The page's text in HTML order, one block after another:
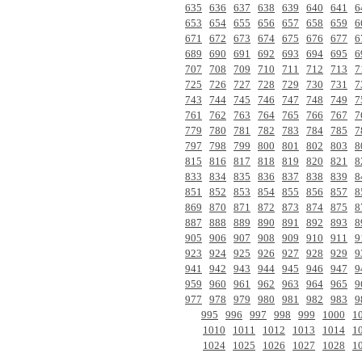
635
636 637 638 639 640 641
653
654 655 656 657 658 659
671
672 673 674 675 676 677
689
690 691 692 693 694 695
707
708 709 710 711 712 713
725
726 727 728 729 730 731
743
744 745 746 747 748 749
761
762 763 764 765 766 767
779
780 781 782 783 784 785
797
798 799 800 801 802 803
815
816 817 818 819 820 821
833
834 835 836 837 838 839
851
852 853 854 855 856 857
869
870 871 872 873 874 875
887
888 889 890 891 892 893
905
906 907 908 909 910 911
923
924 925 926 927 928 929
941
942 943 944 945 946 947
959
960 961 962 963 964 965
977
978 979 980 981 982 983
995
996 997 998 999 1000
1010
1011 1012 1013 1014
1024
1025 1026 1027 1028